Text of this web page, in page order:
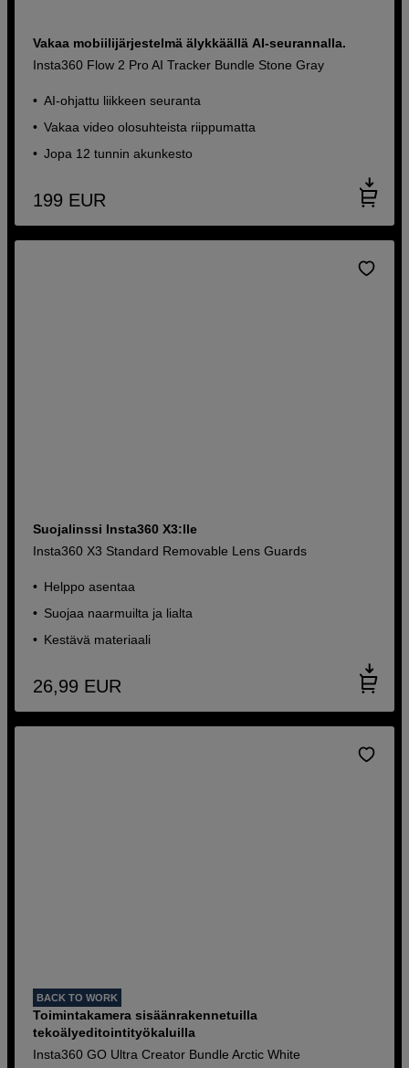
Vakaa mobiilijärjestelmä älykkäällä AI-seurannalla.
Insta360 Flow 2 Pro AI Tracker Bundle Stone Gray
AI-ohjattu liikkeen seuranta
Vakaa video olosuhteista riippumatta
Jopa 12 tunnin akunkesto
199 EUR
Suojalinssi Insta360 X3:lle
Insta360 X3 Standard Removable Lens Guards
Helppo asentaa
Suojaa naarmuilta ja lialta
Kestävä materiaali
26,99 EUR
BACK TO WORK
Toimintakamera sisäänrakennetuilla
tekoälyeditointityökaluilla
Insta360 GO Ultra Creator Bundle Arctic White